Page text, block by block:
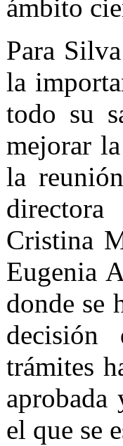
ámbito
Para
la
todo su
mejorar
la
Cristina
Eugenia
donde se
trámites
el que se